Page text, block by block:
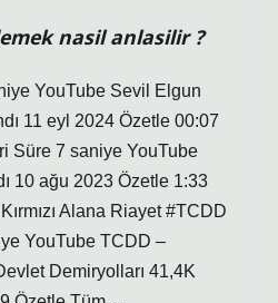
nasil anlasilir ?
YouTube Sevil Elgun
11 eyl 2024 Özetle 00:07
Süre 7 saniye YouTube
10 ağu 2023 Özetle 1:33
Alana Riayet #TCDD
YouTube TCDD –
Demiryolları 41,4K